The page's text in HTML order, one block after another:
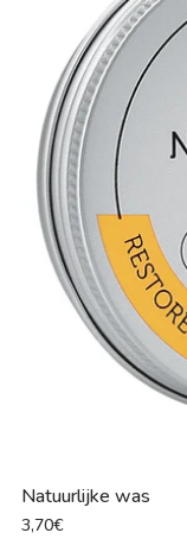
Natuurlijke was
3,70€